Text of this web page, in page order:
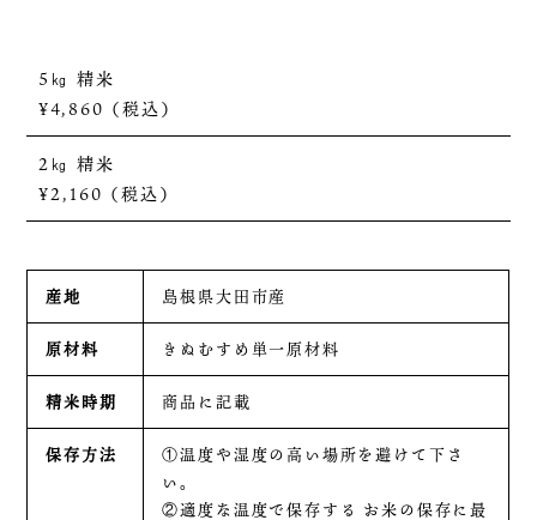
産地 島根県大田市産
原材料 きぬむすめ単一原材料
精米時期 商品に記載
保存方法
①温度や湿度の高い場所を避けて下さ
い。
②適度な温度で保存する お米の保存に最
5㎏ 精米
¥4,860（税込）
2㎏ 精米
¥2,160（税込）